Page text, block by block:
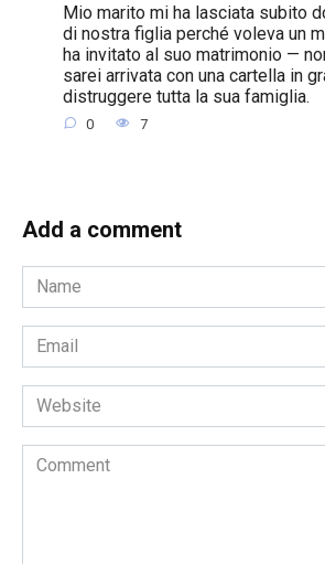
Mio marito mi ha lasciata subito
di nostra figlia perché voleva un
ha invitato al suo matrimonio —
sarei arrivata con una cartella in
distruggere tutta la sua famiglia.
0 7
Add a comment
Name
*
Email
*
Website
Comment